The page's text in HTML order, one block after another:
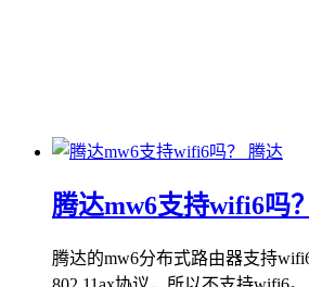
腾达
腾达mw6支持wifi6吗？
腾达的mw6分布式路由器支持